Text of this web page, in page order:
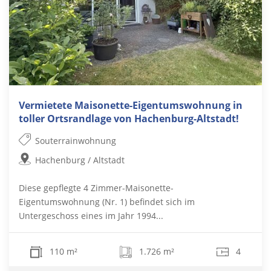
Vermietete Maisonette-Eigentumswohnung in
toller Ortsrandlage von Hachenburg-Altstadt!
Souterrainwohnung
Hachenburg / Altstadt
Diese gepflegte 4 Zimmer-Maisonette-
Eigentumswohnung (Nr. 1) befindet sich im
Untergeschoss eines im Jahr 1994...
110 m² 1.726 m² 4